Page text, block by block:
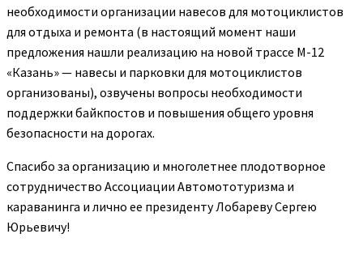
необходимости организации навесов для мотоциклистов
для отдыха и ремонта (в настоящий момент наши
предложения нашли реализацию на новой трассе М-12
«Казань» — навесы и парковки для мотоциклистов
организованы), озвучены вопросы необходимости
поддержки байкпостов и повышения общего уровня
безопасности на дорогах.
Спасибо за организацию и многолетнее плодотворное
сотрудничество Ассоциации Автомототуризма и
караванинга и лично ее президенту Лобареву Сергею
Юрьевичу!